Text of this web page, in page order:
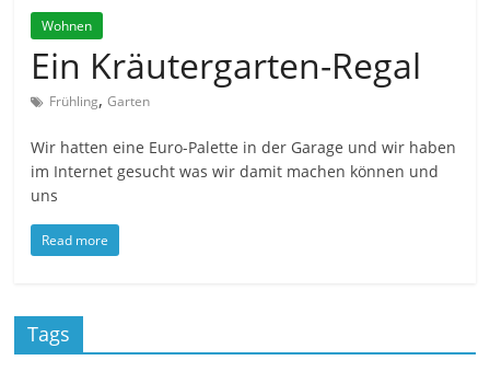
Wohnen
Ein Kräutergarten-Regal
Frühling,Garten
Wir hatten eine Euro-Palette in der Garage und wir haben
im Internet gesucht was wir damit machen können und
uns
Read more
Tags